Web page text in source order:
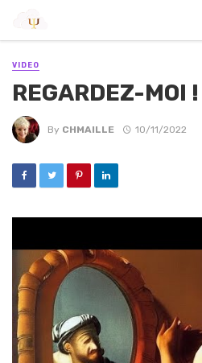
VIDEO
REGARDEZ-MOI !
By CHMAILLE 10/11/2022